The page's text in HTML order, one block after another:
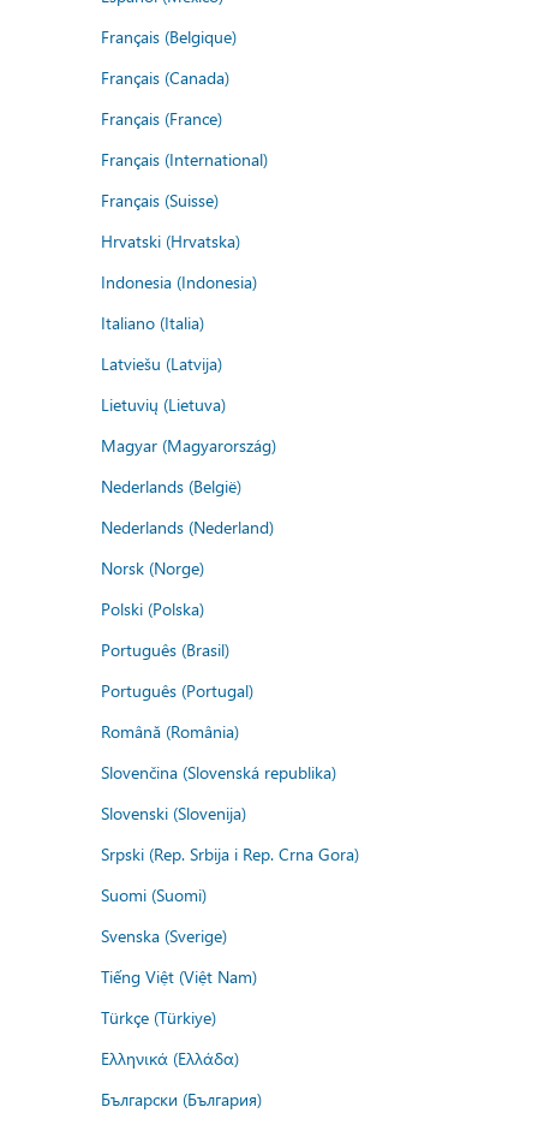
Français (Belgique)
Français (Canada)
Français (France)
Français (International)
Français (Suisse)
Hrvatski (Hrvatska)
Indonesia (Indonesia)
Italiano (Italia)
Latviešu (Latvija)
Lietuvių (Lietuva)
Magyar (Magyarország)
Nederlands (België)
Nederlands (Nederland)
Norsk (Norge)
Polski (Polska)
Português (Brasil)
Português (Portugal)
Română (România)
Slovenčina (Slovenská republika)
Slovenski (Slovenija)
Srpski (Rep. Srbija i Rep. Crna Gora)
Suomi (Suomi)
Svenska (Sverige)
Tiếng Việt (Việt Nam)
Türkçe (Türkiye)
Ελληνικά (Ελλάδα)
Български (България)